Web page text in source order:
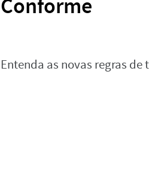
Conforme
Entenda as novas regras